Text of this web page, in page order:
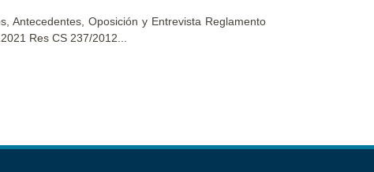
Antecedentes, Oposición y Entrevista Reglamento
Res CS 237/2012...